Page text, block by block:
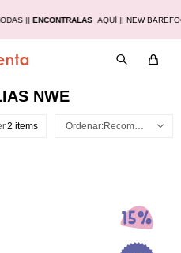
| |ENCONTRALAS AQUÍ | | NEW
NWE
Recomendados